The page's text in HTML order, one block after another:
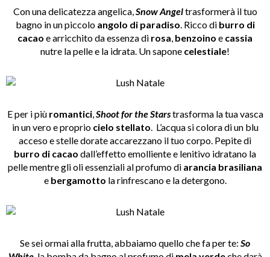
Con una delicatezza angelica,Snow Angeltrasformerà il tuo
bagno in un piccolo angolo di paradiso. Ricco di burro di
cacao e arricchito da essenza di rosa, benzoino e cassia
nutre la pelle e la idrata. Un sapone celestiale!
E per i più romantici,Shoot for the Starstrasforma la tua vasca
in un vero e proprio cielo stellato. L’acqua si colora di un blu
acceso e stelle dorate accarezzano il tuo corpo. Pepite di
burro di cacao dall’effetto emolliente e lenitivo idratano la
pelle mentre gli oli essenziali al profumo di arancia brasiliana
ebergamotto la rinfrescano e la detergono.
Se sei ormai alla frutta, abbaiamo quello che fa per te: So